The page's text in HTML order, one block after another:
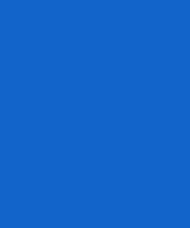
ဝန်ကြီးဌာန
န
ဝန်ကြီးဌာန
ြည်သူ့အင်အား